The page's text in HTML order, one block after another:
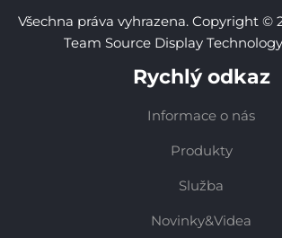
Všechna práva vyhrazena. Copyright ©
Team Source Display
Rychlý odkaz
Informace o nás
Produkty
Služba
Novinky&Videa